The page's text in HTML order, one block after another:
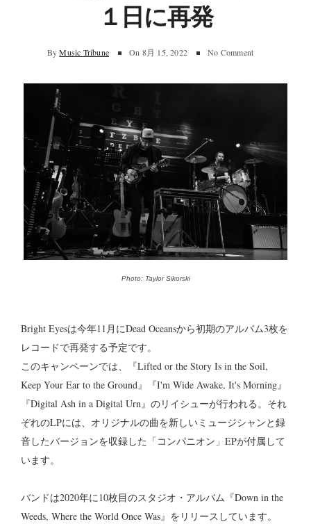
１日に再発
By Music Tribune On 8月 15, 2022 No Comment
Photo: Taylor Sikorski
Bright Eyesは今年11月にDead Oceansから初期のアルバム3枚を
レコードで再発する予定です。
このキャンペーンでは、『Lifted or the Story Is in the Soil,
Keep Your Ear to the Ground』『I'm Wide Awake, It's Morning』
『Digital Ash in a Digital Urn』のリイシューが行われる。それ
ぞれのLPには、オリジナルの曲を新しいミュージシャンと録
音したバージョンを収録した「コンパニオン」EPが付属して
います。
バンドは2020年に10枚目のスタジオ・アルバム『Down in the
Weeds, Where the World Once Was』をリリースしています。